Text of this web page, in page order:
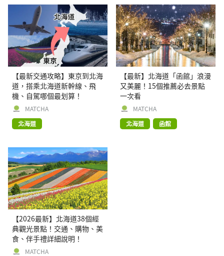
【最新交通攻略】東京到北海
道，搭乘北海道新幹線、飛
機、自駕哪個最划算！
MATCHA
北海道
【最新】北海道「函館」浪漫
又美麗！15個推薦必去景點
一次看
MATCHA
北海道
函館
【2026最新】北海道38個經
典觀光景點！交通、購物、美
食、伴手禮詳細說明！
MATCHA